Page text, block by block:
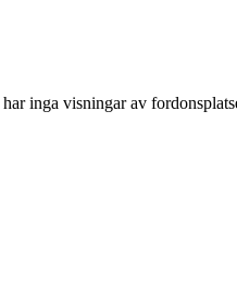
inga visningar av